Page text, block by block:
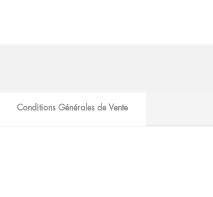
Conditions Générales de Vente